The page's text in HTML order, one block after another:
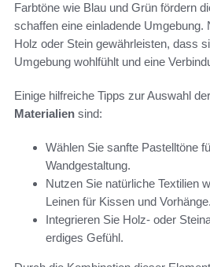
Farbtöne wie Blau und Grün fördern
schaffen eine einladende Umgebung.
Holz oder Stein gewährleisten, dass
Umgebung wohlfühlt und eine
Einige hilfreiche Tipps zur Auswahl der
Materialien sind:
Wählen Sie sanfte Pastelltöne
Wandgestaltung.
Nutzen Sie natürliche Textilien
Leinen für Kissen und Vorhänge.
Integrieren Sie Holz- oder
erdiges Gefühl.